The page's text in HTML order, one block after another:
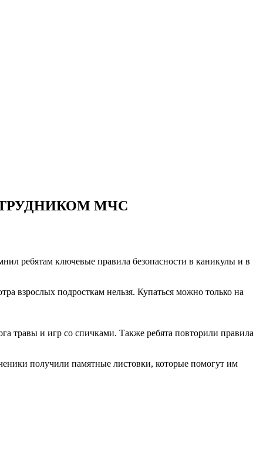
МЧС
ребятам ключевые правила безопасности в каникулы и в
взрослых подросткам нельзя. Купаться можно только на
травы и игр со спичками. Также ребята повторили правила
получили памятные листовки, которые помогут им